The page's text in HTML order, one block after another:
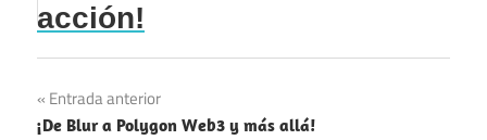
acción!
Navegación
Entrada anterior
¡De Blur a Polygon Web3 y más allá!